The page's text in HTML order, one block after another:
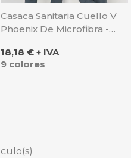
Casaca Sanitaria Cuello V
Phoenix De Microfibra -
Precio
18,18 € + IVA
9 colores